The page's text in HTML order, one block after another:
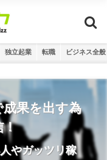
独立起業 転職 ビジネス全般
果を出す為
！
やガッツリ稼